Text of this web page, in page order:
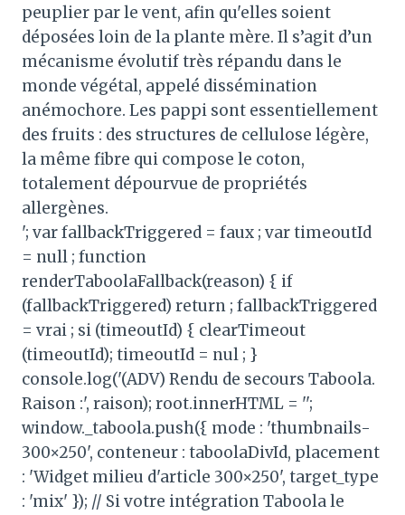
peuplier par le vent, afin qu'elles soient
déposées loin de la plante mère. Il s’agit d’un
mécanisme évolutif très répandu dans le
monde végétal, appelé dissémination
anémochore. Les pappi sont essentiellement
des fruits : des structures de cellulose légère,
la même fibre qui compose le coton,
totalement dépourvue de propriétés
allergènes.
'; var fallbackTriggered = faux ; var timeoutId
= null ; function
renderTaboolaFallback(reason) { if
(fallbackTriggered) return ; fallbackTriggered
= vrai ; si (timeoutId) { clearTimeout
(timeoutId); timeoutId = nul ; }
console.log('(ADV) Rendu de secours Taboola.
Raison :', raison); root.innerHTML = '';
window._taboola.push({ mode : 'thumbnails-
300×250', conteneur : taboolaDivId, placement
: 'Widget milieu d'article 300×250', target_type
: 'mix' }); // Si votre intégration Taboola le